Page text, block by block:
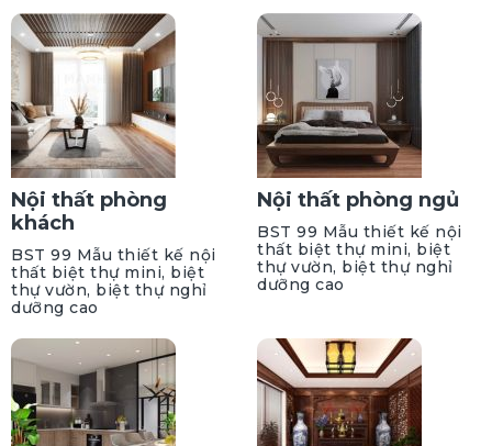
Nội thất phòng
khách
BST 99 Mẫu thiết kế nội
thất biệt thự mini, biệt
thự vườn, biệt thự nghỉ
dưỡng cao
Nội thất phòng ngủ
BST 99 Mẫu thiết kế nội
thất biệt thự mini, biệt
thự vườn, biệt thự nghỉ
dưỡng cao